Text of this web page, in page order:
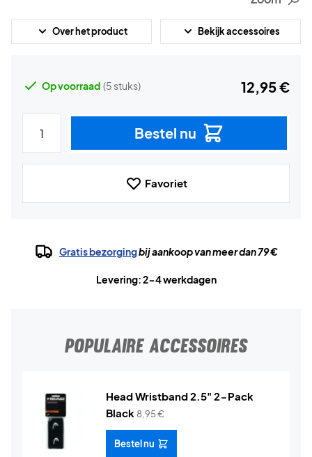
Over het product Bekijk accessoires
Op voorraad (5 stuks) 12,95 €
Bestel nu
Favoriet
Gratis bezorgingbij aankoop van meer dan 79 €
Levering: 2-4 werkdagen
POPULAIRE ACCESSOIRES
Head Wristband 2.5" 2-Pack
Black 8,95€
Bestel nu